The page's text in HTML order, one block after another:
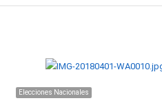
Elecciones Nacionales